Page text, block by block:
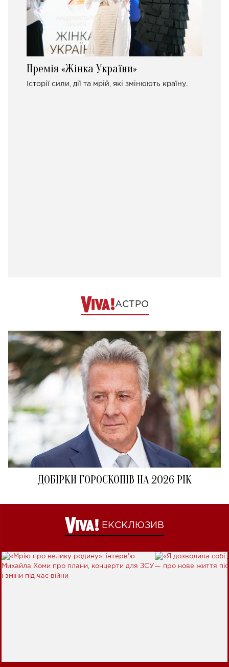
Премія «Жінка України»
Історії сили, дії та мрій, які змінюють країну.
АСТРО
ДОБІРКИ ГОРОСКОПІВ НА 2026 РІК
ЕКСКЛЮЗИВ